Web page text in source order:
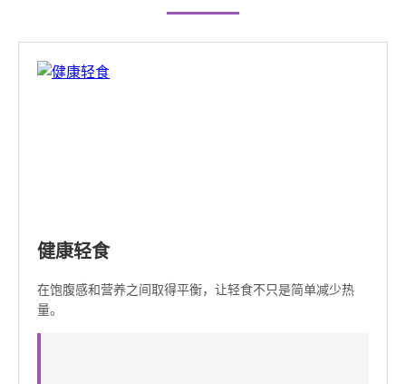
健康轻食
在饱腹感和营养之间取得平衡，让轻食不只是简单减少热
量。